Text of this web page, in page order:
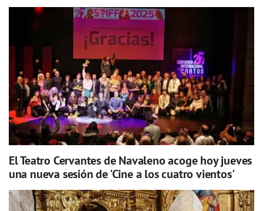
El Teatro Cervantes de Navaleno acoge hoy jueves
una nueva sesión de 'Cine a los cuatro vientos'